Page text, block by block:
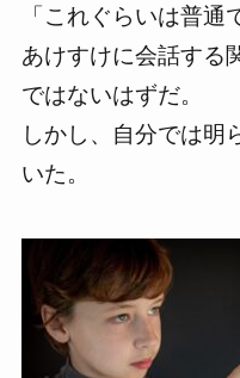
「これぐらいは普通
あけすけに会話する
ではないはずだ。
しかし、自分では明
いた。